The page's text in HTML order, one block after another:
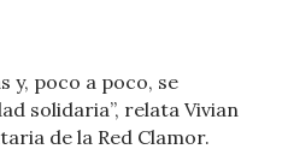
y, poco a poco, se
solidaria”, relata Vivian
de la Red Clamor.